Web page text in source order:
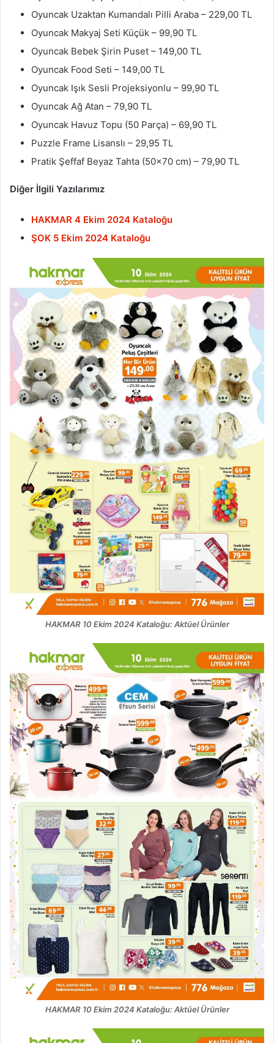
Oyuncak Uzaktan Kumandalı Pilli Araba – 229,00 TL
Oyuncak Makyaj Seti Küçük – 99,90 TL
Oyuncak Bebek Şirin Puset – 149,00 TL
Oyuncak Food Seti – 149,00 TL
Oyuncak Işık Sesli Projeksiyonlu – 99,90 TL
Oyuncak Ağ Atan – 79,90 TL
Oyuncak Havuz Topu (50 Parça) – 69,90 TL
Puzzle Frame Lisanslı – 29,95 TL
Pratik Şeffaf Beyaz Tahta (50×70 cm) – 79,90 TL
Diğer İlgili Yazılarımız
HAKMAR 4 Ekim 2024 Kataloğu
ŞOK 5 Ekim 2024 Kataloğu
HAKMAR 10 Ekim 2024 Kataloğu: Aktüel Ürünler
HAKMAR 10 Ekim 2024 Kataloğu: Aktüel Ürünler